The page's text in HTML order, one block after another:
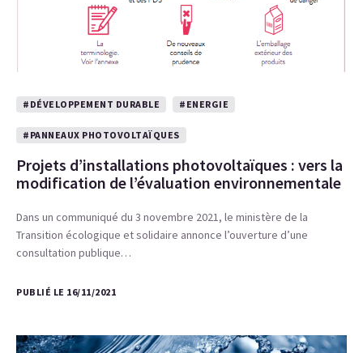
#DÉVELOPPEMENT DURABLE #ENERGIE
#PANNEAUX PHOTOVOLTAÏQUES
Projets d’installations photovoltaïques : vers la
modification de l’évaluation environnementale
Dans un communiqué du 3 novembre 2021, le ministère de la
Transition écologique et solidaire annonce l’ouverture d’une
consultation publique…
PUBLIÉ LE 16/11/2021